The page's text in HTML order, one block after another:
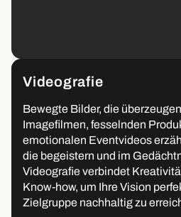
Videografie
Bewegte Bilder, die
Imagefilmen, fesselnden
emotionalen Eventvideos
die begeistern und im
Videografie verbindet
Know-how, um Ihre Vision
Zielgruppe nachhaltig zu